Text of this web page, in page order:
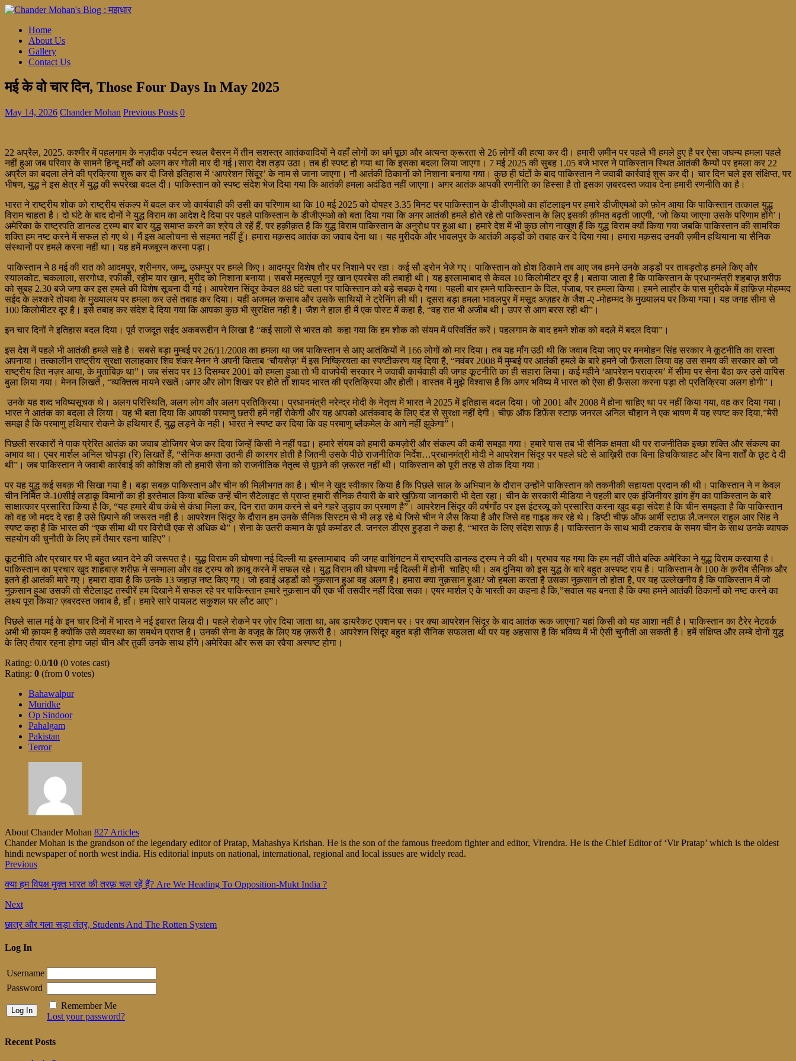
Home
About Us
Gallery
Contact Us
मई के वो चार दिन, Those Four Days In May 2025
May 14, 2026 Chander Mohan Previous Posts 0
22 अप्रैल, 2025. कश्मीर में पहलगाम के नज़दीक पर्यटन स्थल बैसरन में तीन सशस्त्र आतंकवादियों ने वहाँ लोगों का धर्म पूछा और अत्यन्त क्रूरता से 26 लोगों की हत्या कर दी। हमारी ज़मीन पर पहले भी हमले हुए है पर ऐसा जघन्य हमला पहले
नहीं हुआ जब परिवार के सामने हिन्दू मर्दों को अलग कर गोली मार दी गई।सारा देश तड़प उठा। तब ही स्पष्ट हो गया था कि इसका बदला लिया जाएगा। 7 मई 2025 की सुबह 1.05 बजे भारत ने पाकिस्तान स्थित आतंकी कैम्पों पर हमला कर 22
अप्रैल का बदला लेने की प्रक्रिया शुरू कर दी जिसे इतिहास में ‘आपरेशन सिंदूर’ के नाम से जाना जाएगा। नौ आतंकी ठिकानों को निशाना बनाया गया। कुछ ही घंटों के बाद पाकिस्तान ने जवाबी कार्रवाई शुरू कर दी। चार दिन चले इस संक्षिप्त, पर
भीषण, युद्ध ने इस क्षेत्र में युद्ध की रूपरेखा बदल दी। पाकिस्तान को स्पष्ट संदेश भेज दिया गया कि आतंकी हमला अदंडित नहीं जाएगा। अगर आतंक आपकी रणनीति का हिस्सा है तो इसका ज़बरदस्त जवाब देना हमारी रणनीति का है।
भारत ने राष्ट्रीय शोक को राष्ट्रीय संकल्प में बदल कर जो कार्यवाही की उसी का परिणाम था कि 10 मई 2025 को दोपहर 3.35 मिनट पर पाकिस्तान के डीजीएमओ का हॉटलाइन पर हमारे डीजीएमओ को फ़ोन आया कि पाकिस्तान तत्काल युद्ध
विराम चाहता है। दो घंटे के बाद दोनों ने युद्ध विराम का आदेश दे दिया पर पहले पाकिस्तान के डीजीएमओ को बता दिया गया कि अगर आतंकी हमले होते रहे तो पाकिस्तान के लिए इसकी क़ीमत बढ़ती जाएगी, ‘जो किया जाएगा उसके परिणाम होंगे’।
अमेरिका के राष्ट्रपति डानल्ड ट्रम्प बार बार युद्ध समाप्त करने का श्रेय ले रहें हैं, पर हक़ीक़त है कि युद्ध विराम पाकिस्तान के अनुरोध पर हुआ था। हमारे देश में भी कुछ लोग नाखुश हैं कि युद्ध विराम क्यों किया गया जबकि पाकिस्तान की सामरिक
शक्ति हम नष्ट करने में सफल हो गए थे। मैं इस आलोचना से सहमत नहीं हूँ। हमारा मक़सद आतंक का जवाब देना था। यह मुरीदके और भावलपुर के आतंकी अड्डों को तबाह कर दे दिया गया। हमारा मक़सद उनकी ज़मीन हथियाना या सैनिक
संस्थानों पर हमले करना नहीं था। यह हमें मजबूरन करना पड़ा।
पाकिस्तान ने 8 मई की रात को आदमपुर, श्रीनगर, जम्मू, उधमपुर पर हमले किए। आदमपुर विशेष तौर पर निशाने पर रहा। कई सौ ड्रोन भेजे गए। पाकिस्तान को होश ठिकाने तब आए जब हमने उनके अड्डों पर ताबड़तोड़ हमले किए और
स्यालकोट, चकलाला, सरगोधा, रफीकी, रहीम यार ख़ान, मुरीद को निशाना बनाया। सबसे महत्वपूर्ण नूर खान एयरबेस की तबाही थी। यह इस्लामाबाद से केवल 10 किलोमीटर दूर है। बताया जाता है कि पाकिस्तान के प्रधानमंत्री शहबाज़ शरीफ़
को सुबह 2.30 बजे जगा कर इस हमले की विशेष सूचना दी गई। आपरेशन सिंदूर केवल 88 घंटे चला पर पाकिस्तान को बड़े सबक़ दे गया। पहली बार हमने पाकिस्तान के दिल, पंजाब, पर हमला किया। हमने लाहौर के पास मुरीदके में हाफ़िज़ मोहम्मद
सईद के लश्करे तोयबा के मुख्यालय पर हमला कर उसे तबाह कर दिया। यहीं अजमल कसाब और उसके साथियों ने ट्रेनिंग ली थी। दूसरा बड़ा हमला भावलपुर में मसूद अज़हर के जैश -ए -मोहम्मद के मुख्यालय पर किया गया। यह जगह सीमा से
100 किलोमीटर दूर है। इसे तबाह कर संदेश दे दिया गया कि आपका कुछ भी सुरक्षित नही है। जैश ने हाल ही में एक पोस्ट में कहा है, “वह रात भी अजीब थी। उपर से आग बरस रही थी”।
इन चार दिनों ने इतिहास बदल दिया। पूर्व राजदूत सईद अकबरूद्दीन ने लिखा है “कई सालों से भारत को कहा गया कि हम शोक को संयम में परिवर्तित करें। पहलगाम के बाद हमने शोक को बदले में बदल दिया”।
इस देश नें पहले भी आतंकी हमले सहे है। सबसे बड़ा मुम्बई पर 26/11/2008 का हमला था जब पाकिस्तान से आए आतंकियों नें 166 लोगों को मार दिया। तब यह माँग उठी थी कि जवाब दिया जाए पर मनमोहन सिंह सरकार ने कूटनीति का रास्ता
अपनाया। तत्कालीन राष्ट्रीय सुरक्षा सलाहकार शिव शंकर मेनन ने अपनी किताब ‘चौयसेज़’ में इस निष्क्रियता का स्पष्टीकरण यह दिया है, “नवंबर 2008 में मुम्बई पर आतंकी हमले के बारे हमने जो फ़ैसला लिया वह उस समय की सरकार को जो
राष्ट्रीय हित नज़र आया, के मुताबिक़ था”। जब संसद पर 13 दिसम्बर 2001 को हमला हुआ तो भी वाजपेयी सरकार ने जवाबी कार्यवाही की जगह कूटनीति का ही सहारा लिया। कई महीने ‘आपरेशन पराक्रम’ में सीमा पर सेना बैठा कर उसे वापिस
बुला लिया गया। मेनन लिखतें , “व्यक्तित्व मायने रखतें।अगर और लोग शिखर पर होते तो शायद भारत की प्रतिक्रिया और होती। वास्तव में मुझे विश्वास है कि अगर भविष्य में भारत को ऐसा ही फ़ैसला करना पड़ा तो प्रतिक्रिया अलग होगी”।
उनके यह शब्द भविष्यसूचक थे। अलग परिस्थिति, अलग लोग और अलग प्रतिक्रिया। प्रधानमंत्री नरेन्द्र मोदी के नेतृत्व में भारत ने 2025 में इतिहास बदल दिया। जो 2001 और 2008 में होना चाहिए था पर नहीं किया गया, वह कर दिया गया।
भारत ने आतंक का बदला ले लिया। यह भी बता दिया कि आपकी परमाणु छतरी हमें नहीं रोकेगी और यह आपको आतंकवाद के लिए दंड से सुरक्षा नहीं देगी। चीफ़ ऑफ डिफ़ेंस स्टाफ़ जनरल अनिल चौहान ने एक भाषण में यह स्पष्ट कर दिया,”मेरी
समझ है कि परमाणु हथियार रोकने के हथियार हैं, युद्ध लड़ने के नही। भारत ने स्पष्ट कर दिया कि वह परमाणु ब्लैकमेल के आगे नहीं झुकेगा”।
पिछली सरकारों ने पाक प्रेरित आतंक का जवाब डोजियर भेज कर दिया जिन्हें किसी ने नहीं पढा। हमारे संयम को हमारी कमज़ोरी और संकल्प की कमी समझा गया। हमारे पास तब भी सैनिक क्षमता थी पर राजनीतिक इच्छा शक्ति और संकल्प का
अभाव था। एयर मार्शल अनिल चोपड़ा (रि) लिखतें हैं, “सैनिक क्षमता उतनी ही कारगर होती है जितनी उसके पीछे राजनीतिक निर्देश…प्रधानमंत्री मोदी ने आपरेशन सिंदूर पर पहले घंटे से आख़िरी तक बिना हिचकिचाहट और बिना शर्तों के छूट दे दी
थी”। जब पाकिस्तान ने जवाबी कार्रवाई की कोशिश की तो हमारी सेना को राजनीतिक नेतृत्व से पूछने की ज़रूरत नहीं थी। पाकिस्तान को पूरी तरह से ठोक दिया गया।
पर यह युद्ध कई सबक़ भी सिखा गया है। बड़ा सबक़ पाकिस्तान और चीन की मिलीभगत का है। चीन ने खुद स्वीकार किया है कि पिछले साल के अभियान के दौरान उन्होंने पाकिस्तान को तकनीकी सहायता प्रदान की थी। पाकिस्तान ने न केवल
चीन निर्मित जे-10सीई लड़ाकू विमानों का ही इस्तेमाल किया बल्कि उन्हें चीन सैटेलाइट से प्राप्त हमारी सैनिक तैयारी के बारे ख़ुफ़िया जानकारी भी देता रहा। चीन के सरकारी मीडिया ने पहली बार एक इंजिनीयर झांग हेंग का पाकिस्तान के बारे
साक्षात्कार प्रसारित किया है कि, “यह हमारे बीच कंधे से कंधा मिला कर, दिन रात काम करने से बने गहरे जुड़ाव का प्रमाण है”। आपरेशन सिंदूर की वर्षगाँठ पर इस इंटरव्यू को प्रसारित करना खुद बड़ा संदेश है कि चीन समझता है कि पाकिस्तान
को वह जो मदद दे रहा है उसे छिपाने की जरूरत नही है। आपरेशन सिंदूर के दौरान हम उनके सैनिक सिस्टम से भी लड़ रहे थे जिसे चीन ने लैस किया है और जिसे वह गाइड कर रहे थे। डिप्टी चीफ़ ऑफ आर्मी स्टाफ़ लै.जनरल राहुल आर सिंह ने
स्पष्ट कहा है कि भारत की “एक सीमा थी पर विरोधी एक से अधिक थे”। सेना के उतरी कमान के पूर्व कमांडर लै. जनरल डीएस हुड्डा ने कहा है, “भारत के लिए संदेश साफ़ है। पाकिस्तान के साथ भावी टकराव के समय चीन के साथ उनके व्यापक
सहयोग की चुनौती के लिए हमें तैयार रहना चाहिए”।
कूटनीति और प्रचार पर भी बहुत ध्यान देने की जरूपत है। युद्ध विराम की घोषणा नई दिल्ली या इस्लामाबाद की जगह वाशिंगटन में राष्ट्रपति डानल्ड ट्रम्प ने की थी। प्रभाव यह गया कि हम नहीं जीते बल्कि अमेरिका ने युद्ध विराम करवाया है।
पाकिस्तान का प्रचार खुद शाहबाज़ शरीफ़ ने सम्भाला और वह ट्रम्प को क़ाबू करने में सफल रहे। युद्ध विराम की घोषणा नई दिल्ली में होनी चाहिए थी। अब दुनिया को इस युद्ध के बारे बहुत अस्पष्ट राय है। पाकिस्तान के 100 के क़रीब सैनिक और
इतने ही आतंकी मारे गए। हमारा दावा है कि उनके 13 जहाज़ नष्ट किए गए। जो हवाई अड्डों को नुक़सान हुआ वह अलग है। हमारा क्या नुक़सान हुआ? जो हमला करता है उसका नुक़सान तो होता है, पर यह उल्लेखनीय है कि पाकिस्तान में जो
नुक़सान हुआ उसकी तो सैटेलाइट तस्वीरें हम दिखाने में सफल रहे पर पाकिस्तान हमारे नुक़सान की एक भी तसवीर नहीं दिखा सका। एयर मार्शल ए के भारती का कहना है कि,”सवाल यह बनता है कि क्या हमने आतंकी ठिकानों को नष्ट करने का
लक्ष्य पूरा किया? ज़बरदस्त जवाब है, हाँ। हमारे सारे पायलट सकुशल घर लौट आए”।
पिछले साल मई के इन चार दिनों में भारत ने नई इबारत लिख दी। पहले रोकने पर ज़ोर दिया जाता था, अब डायरैकट एक्शन पर। पर क्या आपरेशन सिंदूर के बाद आतंक रूक जाएगा? यहां किसी को यह आशा नहीं है। पाकिस्तान का टैरेर नेटवर्क
अभी भी क़ायम है क्योंकि उसे व्यवस्था का समर्थन प्राप्त है। उनकी सेना के वजूद के लिए यह ज़रूरी है। आपरेशन सिंदूर बहुत बड़ी सैनिक सफलता थी पर यह अहसास है कि भविष्य में भी ऐसी चुनौती आ सकती है। हमें संक्षिप्त और लम्बे दोनों युद्ध
के लिए तैयार रहना होगा जहां चीन और तुर्की उनके साथ होंगे।अमेरिका और रूस का रवैया अस्पष्ट होगा।
Rating: 0.0/10 (0 votes cast)
Rating: 0 (from 0 votes)
Bahawalpur
Muridke
Op Sindoor
Pahalgam
Pakistan
Terror
About Chander Mohan 827 Articles
Chander Mohan is the grandson of the legendary editor of Pratap, Mahashya Krishan. He is the son of the famous freedom fighter and editor, Virendra. He is the Chief Editor of ‘Vir Pratap’ which is the oldest
hindi newspaper of north west india. His editorial inputs on national, international, regional and local issues are widely read.
Previous
क्या हम विपक्ष मुक्त भारत की तरफ़ चल रहें हैं? Are We Heading To Opposition-Mukt India ?
Next
छात्र और गला सड़ा तंत्र, Students And The Rotten System
Log In
Username
Password
Remember Me
Lost your password?
Recent Posts